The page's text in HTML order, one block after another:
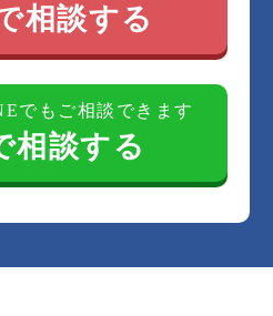
相談する
でもご相談できます
相談する